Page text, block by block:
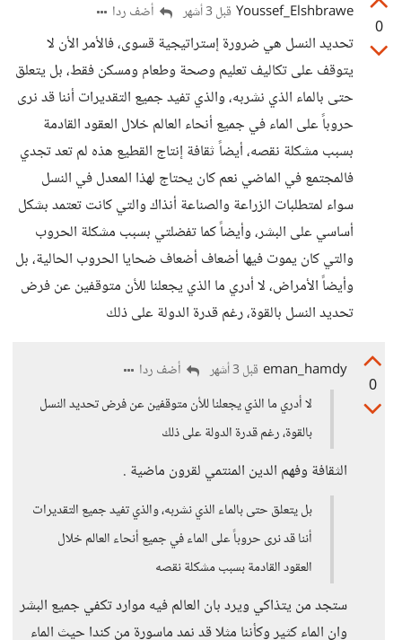
0
Youssef_Elshbrawe قبل 3 أشهر أضف ردا
تحديد النسل هي ضرورة إستراتيجية قسوى، فالأمر الأن لا
يتوقف على تكاليف تعليم وصحة وطعام ومسكن فقط، بل يتعلق
حتى بالماء الذي نشربه، والذي تفيد جميع التقديرات أننا قد نرى
حروباً على الماء في جميع أنحاء العالم خلال العقود القادمة
بسبب مشكلة نقصه، أيضاً ثقافة إنتاج القطيع هذه لم تعد تجدي
فالمجتمع في الماضي نعم كان يحتاج لهذا المعدل في النسل
سواء لمتطلبات الزراعة والصناعة أنذاك والتي كانت تعتمد بشكل
أساسي على البشر، وأيضاً كما تفضلتي بسبب مشكلة الحروب
والتي كان يموت فيها أضعاف أضعاف ضحايا الحروب الحالية، بل
وأيضاً الأمراض، لا أدري ما الذي يجعلنا للأن متوقفين عن فرض
تحديد النسل بالقوة، رغم قدرة الدولة على ذلك
0
eman_hamdy قبل 3 أشهر
أضف ردا
لا أدري ما الذي يجعلنا للأن متوقفين عن فرض تحديد النسل
بالقوة، رغم قدرة الدولة على ذلك
الثقافة وفهم الدين المنتمي لقرون ماضية .
بل يتعلق حتى بالماء الذي نشربه، والذي تفيد جميع التقديرات
أننا قد نرى حروباً على الماء في جميع أنحاء العالم خلال
العقود القادمة بسبب مشكلة نقصه
ستجد من يتذاكي ويرد بان العالم فيه موارد تكفي جميع البشر
وان الماء كثير وكأننا مثلا قد نمد ماسورة من كندا حيث الماء